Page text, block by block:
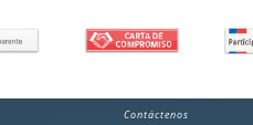
Contáctenos